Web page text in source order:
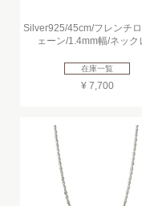
Silver925/45cm/フレンチ
ェーン/1.4mm幅/ネック
在庫一覧
¥ 7,700